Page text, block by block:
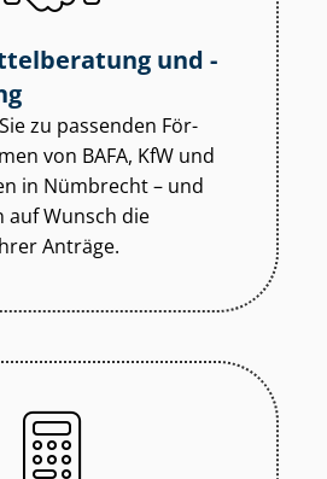
und -
zu passenden För­
von BAFA, KfW und
in Nümbrecht – und
auf Wunsch die
Anträge.